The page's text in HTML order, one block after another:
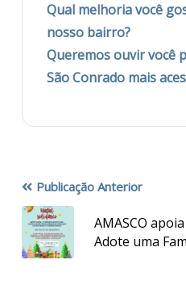
Qual melhoria você
nosso bairro?
Queremos ouvir você
São Conrado mais
Publicação Anterior
AMASCO
Adote uma